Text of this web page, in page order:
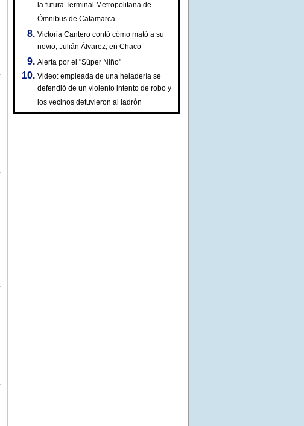
la futura Terminal Metropolitana de
Ómnibus de Catamarca
Victoria Cantero contó cómo mató a su
novio, Julián Álvarez, en Chaco
Alerta por el "Súper Niño"
Video: empleada de una heladería se
defendió de un violento intento de robo y
los vecinos detuvieron al ladrón